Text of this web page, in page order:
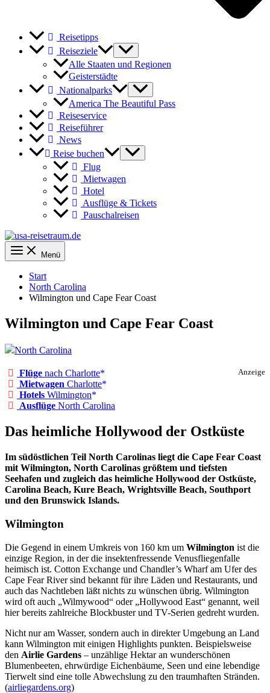
Reisetipps
Reiseziele
Alle Staaten und Regionen
Geisterstädte
Nationalparks
America The Beautiful Pass
Reiseservice
Reiseführer
News
Reise buchen
Flug
Mietwagen
Hotel
Ausflüge & Tickets
Pauschalreisen
Menü
Start
North Carolina
Wilmington und Cape Fear Coast
Wilmington und Cape Fear Coast
North Carolina
Anzeige
Flüge nach Charlotte
Mietwagen Charlotte
Hotels Wilmington
Ausflüge North Carolina
Das heimliche Hollywood der Ostküste
Im südöstlichen Teil North Carolinas liegt die Cape Fear Coast
mit Wilmington, North Carolinas größtem und tiefsten
Seehafen und zugleich das heimliche Hollywood der Ostküste,
Carolina Beach, Kure Beach, Wrightsville Beach, Southport
und den Brunswick Islands.
Wilmington
Die Gegend in einem Umkreis von 160 km um Wilmington ist die
einzige Region, in der die insektenfressende Venusfliegenfalle
heimisch ist. Cotton Exchange und Chandler’s Wharf am Ufer des
Cape Fear River sind bekannt für ihre Läden und Restaurants, und
auch das Nachtleben läßt nichts zu wünschen übrig. Wilmington
wird oft auch „Wilmywood“ oder „Hollywood East“ genannt, weil
hier bereits zahlreiche Blockbuster und TV-Serien gedreht wurden.
Nicht nur am Wasser, sondern auch in direkter Umgebung an Land
kann Wilmington mit einigen Highlights punkten. Beispielsweise
den Airlie Gardens – unzählige Hektar an wunderschönen
Blumenbeeten, ehrwürdige Eichenbäume, Seen und eine lebendige
Tierwelt sind eine tolle Abwechslung zu den traumhaften Stränden.
(airliegardens.org)